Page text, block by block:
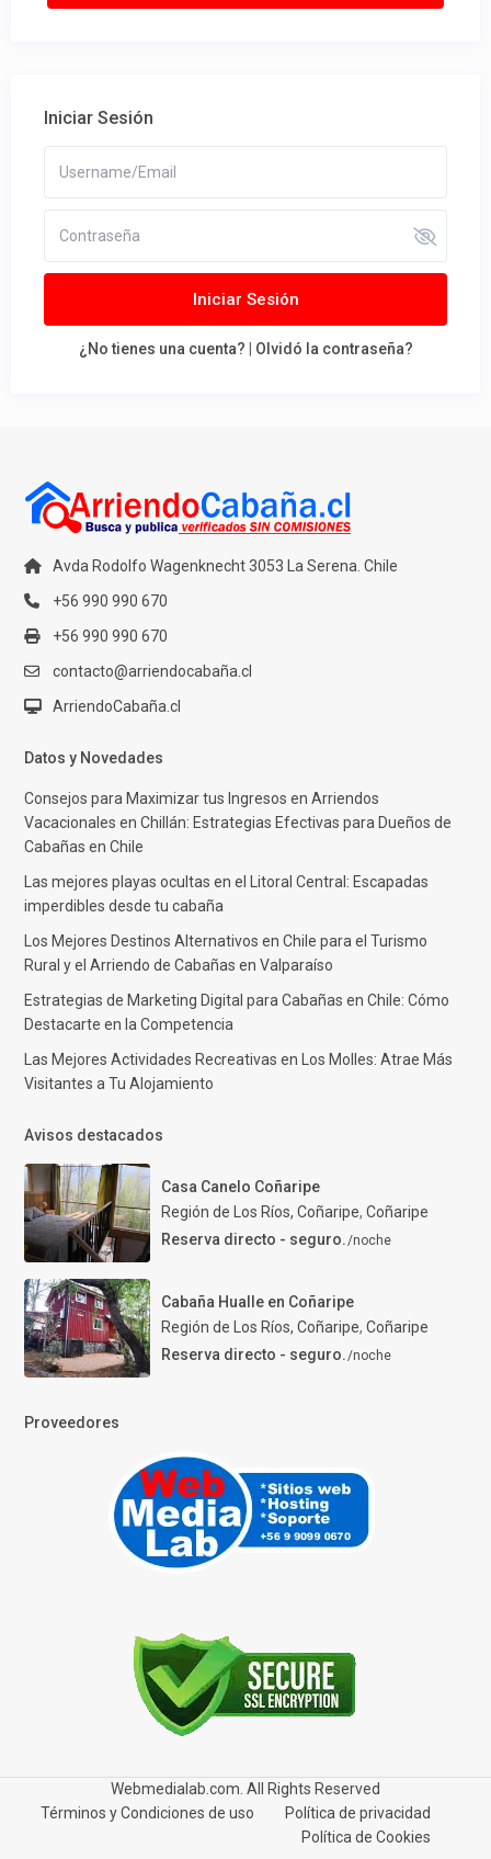
Iniciar Sesión
Iniciar Sesión
¿No tienes una cuenta? Olvidó la contraseña?
Avda Rodolfo Wagenknecht 3053 La Serena. Chile
+56 990 990 670
+56 990 990 670
contacto@arriendocabaña.cl
ArriendoCabaña.cl
Datos y Novedades
Consejos para Maximizar tus Ingresos en Arriendos
Vacacionales en Chillán: Estrategias Efectivas para Dueños de
Cabañas en Chile
Las mejores playas ocultas en el Litoral Central: Escapadas
imperdibles desde tu cabaña
Los Mejores Destinos Alternativos en Chile para el Turismo
Rural y el Arriendo de Cabañas en Valparaíso
Estrategias de Marketing Digital para Cabañas en Chile: Cómo
Destacarte en la Competencia
Las Mejores Actividades Recreativas en Los Molles: Atrae Más
Visitantes a Tu Alojamiento
Avisos destacados
Casa Canelo Coñaripe
Región de Los Ríos, Coñaripe, Coñaripe
Reserva directo - seguro./noche
Cabaña Hualle en Coñaripe
Región de Los Ríos, Coñaripe, Coñaripe
Reserva directo - seguro./noche
Proveedores
Webmedialab.com. All Rights Reserved
Términos y Condiciones de uso
Política de privacidad
Política de Cookies